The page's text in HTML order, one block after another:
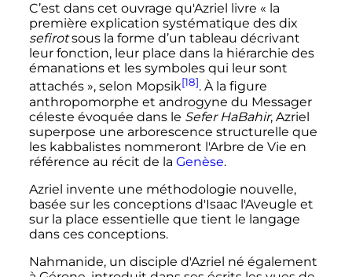
C’est dans cet ouvrage qu'Azriel livre « la
première explication systématique des dix
sefirotsous la forme d’un tableau décrivant
leur fonction, leur place dans la hiérarchie des
émanations et les symboles qui leur sont
attachés », selon Mopsik[18]. À la figure
anthropomorphe et androgyne du Messager
céleste évoquée dans le Sefer HaBahir, Azriel
superpose une arborescence structurelle que
les kabbalistes nommeront l'Arbre de Vie en
référence au récit de la Genèse.
Azriel invente une méthodologie nouvelle,
basée sur les conceptions d'Isaac l'Aveugle et
sur la place essentielle que tient le langage
dans ces conceptions.
Nahmanide, un disciple d'Azriel né également